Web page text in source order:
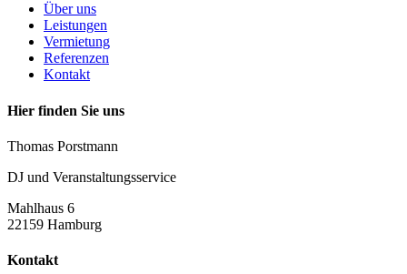
Über uns
Leistungen
Vermietung
Referenzen
Kontakt
Hier finden Sie uns
Thomas Porstmann
DJ und Veranstaltungsservice
Mahlhaus 6
22159 Hamburg
Kontakt